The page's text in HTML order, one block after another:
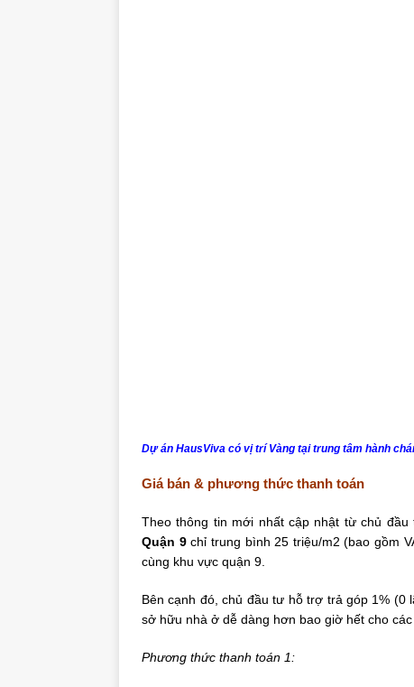
Dự án HausViva có vị trí Vàng tại trung tâm hành
Giá bán & phương thức thanh toán
Theo thông tin mới nhất cập nhật từ chủ
Quận 9chỉ trung bình 25 triệu/m2 (bao gồm
cùng khu vực quận 9.
Bên cạnh đó, chủ đầu tư hỗ trợ trả góp 1% (0
sở hữu nhà ở dễ dàng hơn bao giờ hết cho
Phương thức thanh toán 1: